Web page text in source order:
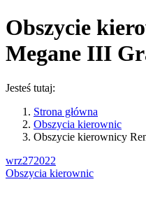
Obszycie
Megane III
Jesteś tutaj:
Strona główna
Obszycia kierownic
Obszycie kierownicy
wrz272022
Obszycia kierownic